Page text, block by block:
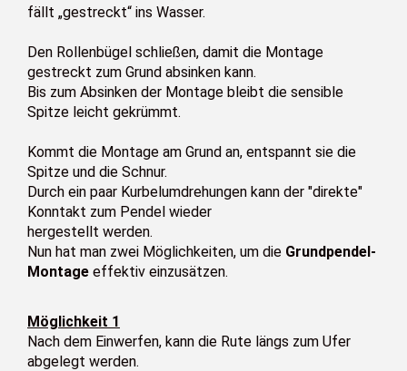
fällt „gestreckt“ ins Wasser.
Den Rollenbügel schließen, damit die Montage
gestreckt zum Grund absinken kann.
Bis zum Absinken der Montage bleibt die sensible
Spitze leicht gekrümmt.
Kommt die Montage am Grund an, entspannt sie die
Spitze und die Schnur.
Durch ein paar Kurbelumdrehungen kann der "direkte"
Konntakt zum Pendel wieder
hergestellt werden.
Nun hat man zwei Möglichkeiten, um die Grundpendel-
Montage effektiv einzusätzen.
Möglichkeit 1
Nach dem Einwerfen, kann die Rute längs zum Ufer
abgelegt werden.